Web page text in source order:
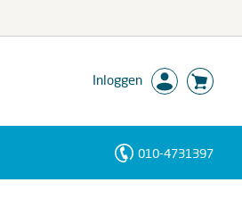
Inloggen
010-4731397